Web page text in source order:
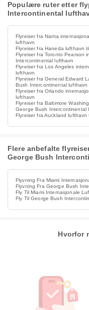
Populære ruter etter
Intercontinental
Flyreiser fra Narita
lufthavn
Flyreiser fra Haneda lufthavn
Flyreiser fra Toronto Pearson
Intercontinental lufthavn
Flyreiser fra Los Angeles
lufthavn
Flyreiser fra General Edward
Bush Intercontinental lufthavn
Flyreiser fra Orlando
lufthavn
Flyreiser fra Baltimore
George Bush Intercontinental
Flyreiser fra Auckland
Flere anbefalte
George Bush
Flyvning Fra Miami
Flyvning Fra George Bush
Fly Til Miami Internasjonale
Fly Til George Bush
Hvorfor